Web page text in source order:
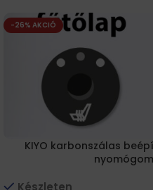
-26% AKCIÓ
KIYO karbonszálas
Készleten